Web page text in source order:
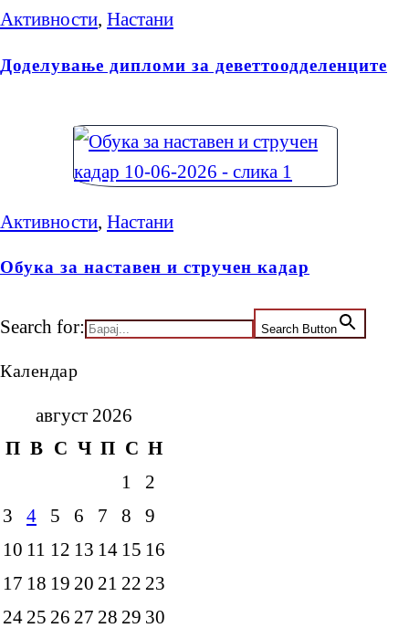
Активности, Настани
Доделување дипломи за деветтоодделенците
Активности, Настани
Обука за наставен и стручен кадар
Search for: Search Button
Календар
август 2026
П В С Ч П С Н
1
2
3
4 5 6 7 8
9
10 11 12 13 14 15 16
17 18 19 20 21 22 23
24 25 26 27 28 29 30